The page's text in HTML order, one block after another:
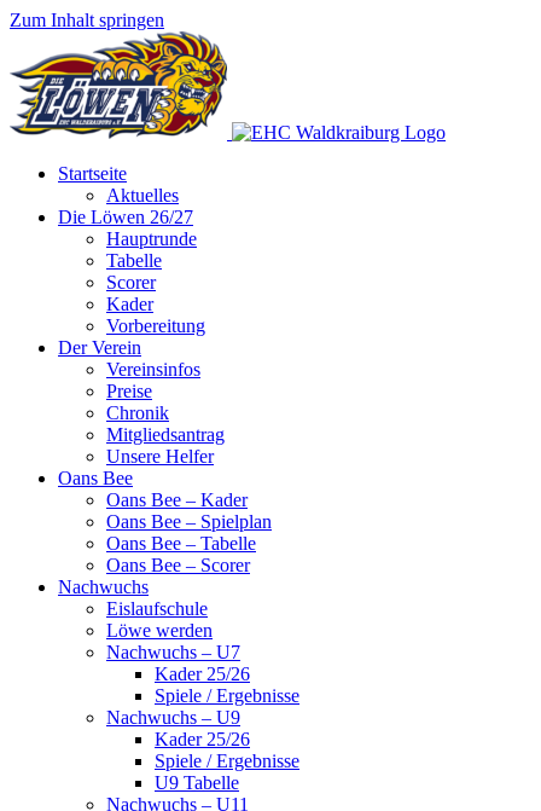
Zum Inhalt springen
Startseite
Aktuelles
Die Löwen 26/27
Hauptrunde
Tabelle
Scorer
Kader
Vorbereitung
Der Verein
Vereinsinfos
Preise
Chronik
Mitgliedsantrag
Unsere Helfer
Oans Bee
Oans Bee – Kader
Oans Bee – Spielplan
Oans Bee – Tabelle
Oans Bee – Scorer
Nachwuchs
Eislaufschule
Löwe werden
Nachwuchs – U7
Kader 25/26
Spiele / Ergebnisse
Nachwuchs – U9
Kader 25/26
Spiele / Ergebnisse
U9 Tabelle
Nachwuchs – U11